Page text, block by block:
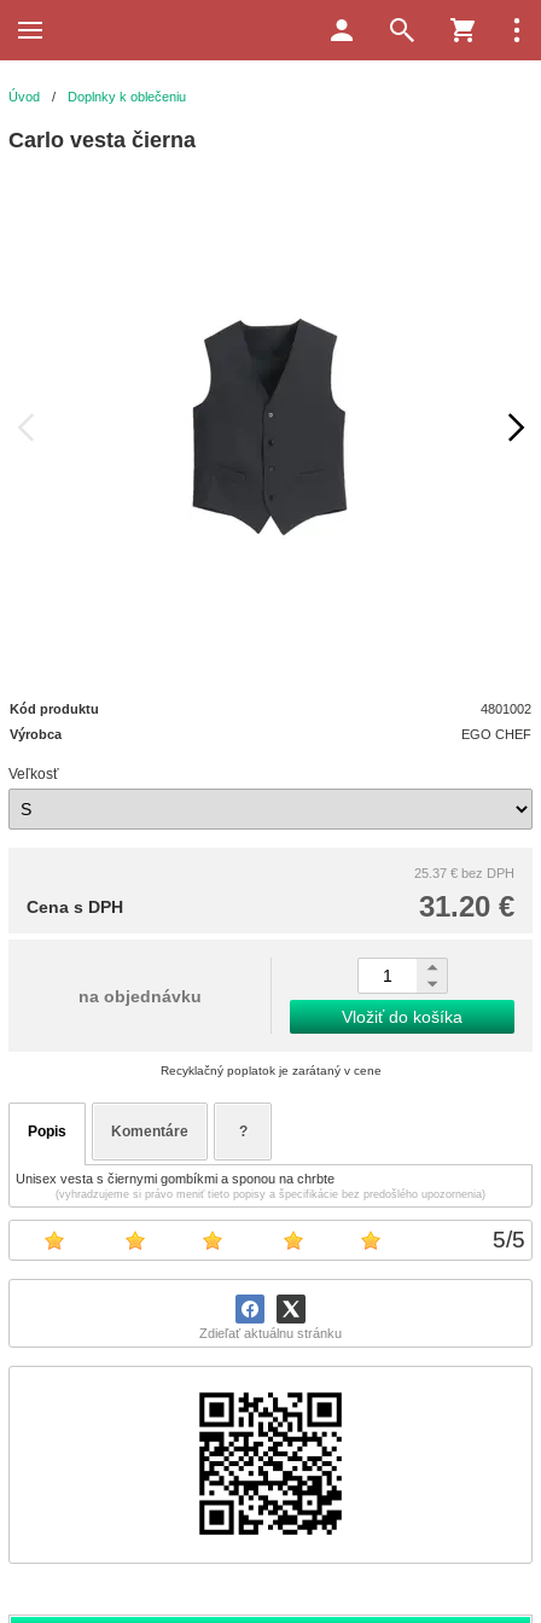
5/5
Zdieľať aktuálnu stránku
Úvod / Doplnky k oblečeniu
Carlo vesta čierna
Kód produktu
4801002
Výrobca
EGO CHEF
Veľkosť
25.37 € bez DPH
31.20 €
Cena s DPH
na objednávku
Vložiť do košíka
Recyklačný poplatok je zarátaný v cene
Popis Komentáre ?
Unisex vesta s čiernymi gombíkmi a sponou na chrbte
(vyhradzujeme si právo meniť tieto popisy a špecifikácie bez predošlého upozornenia)